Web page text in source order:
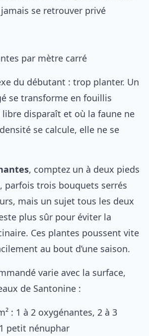
se retrouver privé
par mètre carré
du débutant : trop planter. Un
se transforme en fouillis
libre disparaît et où la faune ne
se calcule, elle ne se
, comptez un à deux pieds
parfois trois bouquets serrés
mais un sujet tous les deux
plus sûr pour éviter la
Ces plantes poussent vite
au bout d’une saison.
varie avec la surface,
de Santonine :
: 1 à 2 oxygénantes, 2 à 3
petit nénuphar